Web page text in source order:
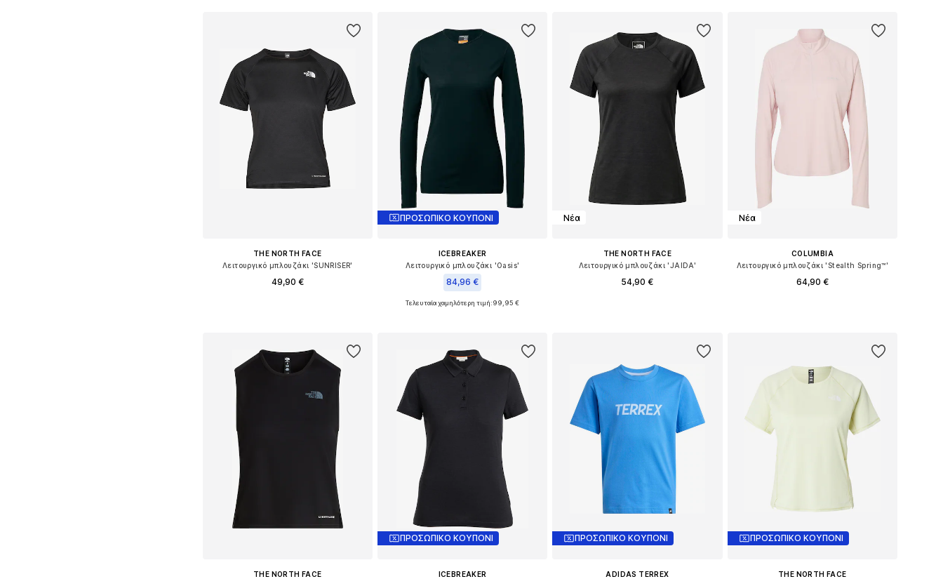
THE NORTH FACE
Λειτουργικό μπλουζάκι 'SUNRISER'
49,90 €
ΠΡΟΣΩΠΙΚΟ ΚΟΥΠΟΝΙ
ICEBREAKER
Λειτουργικό μπλουζάκι 'Oasis'
84,96 €
Διαθέσιμα μεγέθη: XS, S, M, L, XL
Τελευταία χαμηλότερη τιμή:99,95 €
Νέα
THE NORTH FACE
Λειτουργικό μπλουζάκι 'JAIDA'
54,90 €
Νέα
COLUMBIA
Λειτουργικό μπλουζάκι 'Stealth Spring™'
64,90 €
THE NORTH FACE
ΠΡΟΣΩΠΙΚΟ ΚΟΥΠΟΝΙ
ICEBREAKER
ΠΡΟΣΩΠΙΚΟ ΚΟΥΠΟΝΙ
ADIDAS TERREX
ΠΡΟΣΩΠΙΚΟ ΚΟΥΠΟΝΙ
THE NORTH FACE